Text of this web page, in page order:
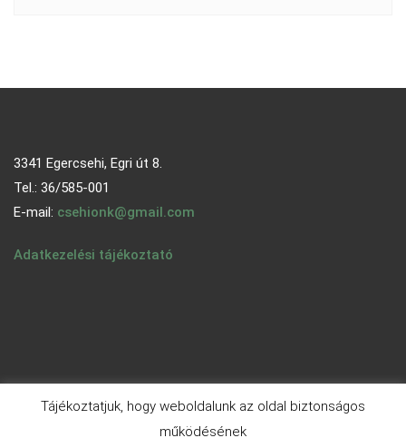
3341 Egercsehi, Egri út 8.
Tel.: 36/585-001
E-mail: csehionk@gmail.com
Adatkezelési tájékoztató
Tájékoztatjuk, hogy weboldalunk az oldal biztonságos
működésének